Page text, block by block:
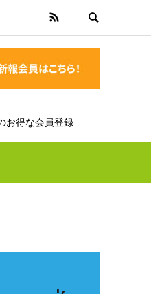
お得な会員登録